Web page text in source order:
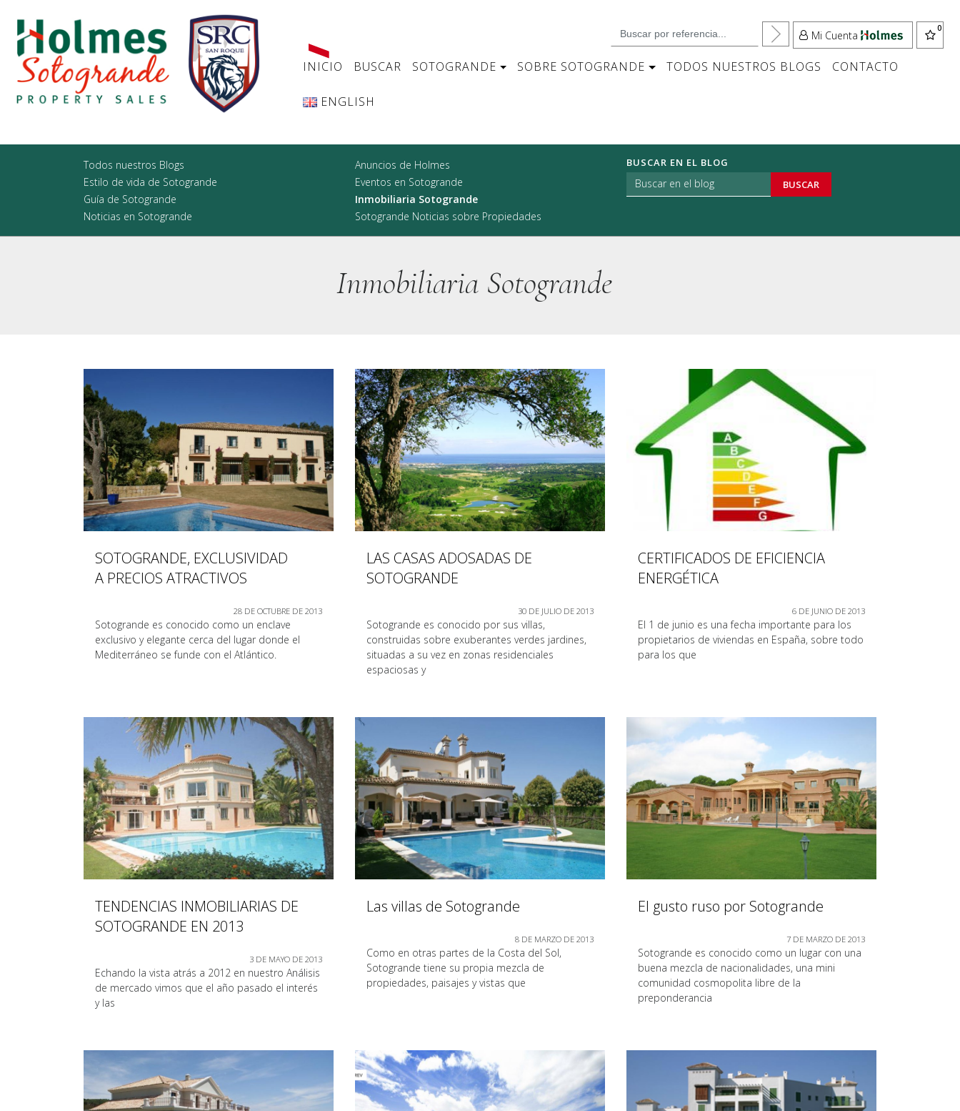
Mi Cuenta
INICIO BUSCAR SOTOGRANDE SOBRE SOTOGRANDE TODOS NUESTROS BLOGS CONTACTO
ENGLISH
Todos nuestros Blogs
Anuncios de Holmes
Estilo de vida de Sotogrande
Eventos en Sotogrande
Guía de Sotogrande
Inmobiliaria Sotogrande
Noticias en Sotogrande
Sotogrande Noticias sobre Propiedades
BUSCAR EN EL BLOG
BUSCAR
Inmobiliaria Sotogrande
SOTOGRANDE, EXCLUSIVIDAD
A PRECIOS ATRACTIVOS
28 DE OCTUBRE DE 2013
Sotogrande es conocido como un enclave
exclusivo y elegante cerca del lugar donde el
Mediterráneo se funde con el Atlántico.
LAS CASAS ADOSADAS DE
SOTOGRANDE
30 DE JULIO DE 2013
Sotogrande es conocido por sus villas,
construidas sobre exuberantes verdes jardines,
situadas a su vez en zonas residenciales
espaciosas y
CERTIFICADOS DE EFICIENCIA
ENERGÉTICA
6 DE JUNIO DE 2013
El 1 de junio es una fecha importante para los
propietarios de viviendas en España, sobre todo
para los que
TENDENCIAS INMOBILIARIAS DE
SOTOGRANDE EN 2013
3 DE MAYO DE 2013
Echando la vista atrás a 2012 en nuestro Análisis
de mercado vimos que el año pasado el interés
y las
Las villas de Sotogrande
8 DE MARZO DE 2013
Como en otras partes de la Costa del Sol,
Sotogrande tiene su propia mezcla de
propiedades, paisajes y vistas que
El gusto ruso por Sotogrande
7 DE MARZO DE 2013
Sotogrande es conocido como un lugar con una
buena mezcla de nacionalidades, una mini
comunidad cosmopolita libre de la
preponderancia